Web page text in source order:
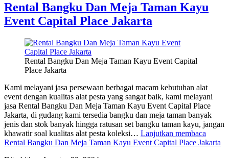
Rental Bangku Dan Meja Taman Kayu
Event Capital Place Jakarta
Rental Bangku Dan Meja Taman Kayu Event Capital
Place Jakarta
Kami melayani jasa persewaan berbagai macam kebutuhan alat
event dengan kualitas alat pesta yang sangat baik, kami melayani
jasa Rental Bangku Dan Meja Taman Kayu Event Capital Place
Jakarta, di gudang kami tersedia bangku dan meja taman banyak
jenis dan stok banyak hingga ratusan set bangku taman kayu, jangan
khawatir soal kualitas alat pesta koleksi… Lanjutkan membaca
Rental Bangku Dan Meja Taman Kayu Event Capital Place Jakarta